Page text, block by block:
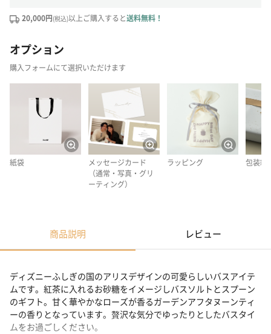
20,000円(税込)以上ご購入すると送料無料！
オプション
購入フォームにて選択いただけます
紙袋
メッセージカード
（通常・写真・グリ
ーティング）
ラッピング 包装紙
商品説明 レビュー
ディズニーふしぎの国のアリスデザインの可愛らしいバスアイテ
ムです。紅茶に入れるお砂糖をイメージしバスソルトとスプーン
のギフト。甘く華やかなローズが香るガーデンアフタヌーンティ
ーの香りとなっています。贅沢な気分でゆったりとしたバスタイ
ムをお過ごしください。